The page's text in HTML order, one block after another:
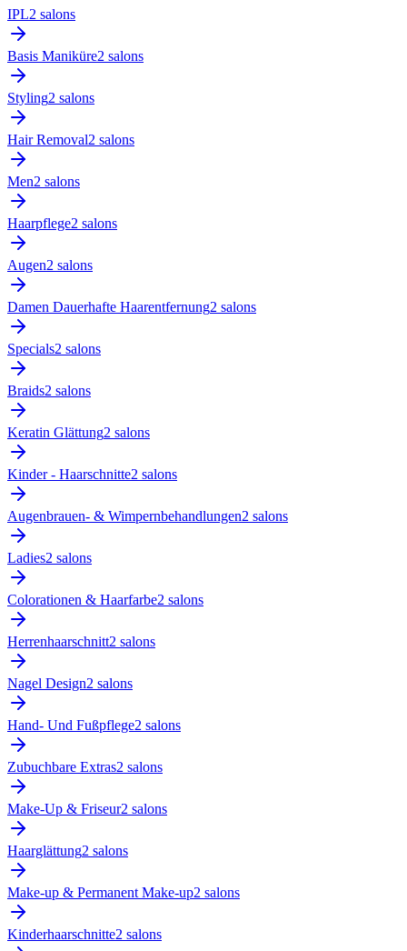
IPL2 salons
Basis Maniküre2 salons
Styling2 salons
Hair Removal2 salons
Men2 salons
Haarpflege2 salons
Augen2 salons
Damen Dauerhafte Haarentfernung2 salons
Specials2 salons
Braids2 salons
Keratin Glättung2 salons
Kinder - Haarschnitte2 salons
Augenbrauen- & Wimpernbehandlungen2 salons
Ladies2 salons
Colorationen & Haarfarbe2 salons
Herrenhaarschnitt2 salons
Nagel Design2 salons
Hand- Und Fußpflege2 salons
Zubuchbare Extras2 salons
Make-Up & Friseur2 salons
Haarglättung2 salons
Make-up & Permanent Make-up2 salons
Kinderhaarschnitte2 salons